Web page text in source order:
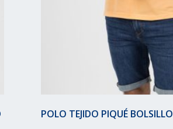
POLO TEJIDO PIQUÉ BOLSILLO